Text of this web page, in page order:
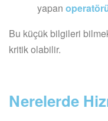
yapan
Bu küçük bilgileri
kritik olabilir.
Nerelerde